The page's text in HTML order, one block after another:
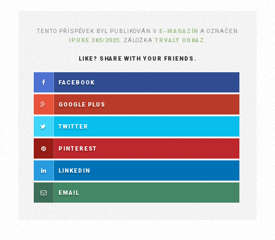
TENTO PŘÍSPĚVEK BYL PUBLIKOVÁN V E-MAGAZÍN A OZNAČEN
IPURE 385/2025 . ZÁLOŽKATRVALÝ ODKAZ
LIKE? SHARE WITH YOUR FRIENDS.
FACEBOOK
GOOGLE PLUS
TWITTER
PINTEREST
LINKEDIN
EMAIL